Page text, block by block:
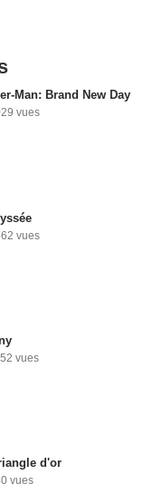
Man: Brand New Day
vues
vues
vues
d'or
vues